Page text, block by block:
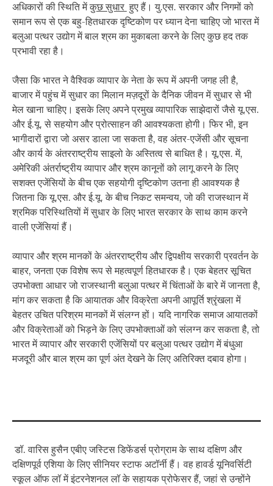
अधिकारों की स्थिति मेंकुछ सुधार हुए हैं। यु.एस. सरकार और निगमों को
समान रूप से एक बहु-हितधारक दृष्टिकोण पर ध्यान देना चाहिए जो भारत में
बलुआ पत्थर उद्योग में बाल श्रम का मुकाबला करने के लिए कुछ हद तक
प्रभावी रहा है।
जैसा कि भारत ने वैश्विक व्यापार के नेता के रूप में अपनी जगह ली है,
बाजार में पहुंच में सुधार का मिलान मज़दूरों के दैनिक जीवन में सुधार से भी
मेल खाना चाहिए। इसके लिए अपने प्रमुख व्यापारिक साझेदारों जैसे यू.एस.
और ई.यू. से सहयोग और प्रोत्साहन की आवश्यकता होगी। फिर भी, इन
भागीदारों द्वारा जो असर डाला जा सकता है, वह अंतर-एजेंसी और सूचना
और कार्य के अंतरराष्ट्रीय साइलो के अस्तित्व से बाधित है। यू.एस. में,
अमेरिकी अंतर्राष्ट्रीय व्यापार और श्रम कानूनों को लागू करने के लिए
सशक्त एजेंसियों के बीच एक सहयोगी दृष्टिकोण उतना ही आवश्यक है
जितना कि यू.एस. और ई.यू. के बीच निकट समन्वय, जो की राजस्थान में
श्रमिक परिस्थितियों में सुधार के लिए भारत सरकार के साथ काम करने
वाली एजेंसियां हैं।
व्यापार और श्रम मानकों के अंतरराष्ट्रीय और द्विपक्षीय सरकारी प्रवर्तन के
बाहर, जनता एक विशेष रूप से महत्वपूर्ण हितधारक है। एक बेहतर सूचित
उपभोक्ता आधार जो राजस्थानी बलुआ पत्थर में चिंताओं के बारे में जानता है,
मांग कर सकता है कि आयातक और विक्रेता अपनी आपूर्ति श्रृंखला में
बेहतर उचित परिश्रम मानकों में संलग्न हों। यदि नागरिक समाज आयातकों
और विक्रेताओं को भिड़ने के लिए उपभोक्ताओं को संलग्न कर सकता है, तो
भारत में व्यापार और सरकारी एजेंसियों पर बलुआ पत्थर उद्योग में बंधुआ
मजदूरी और बाल श्रम का पूर्ण अंत देखने के लिए अतिरिक्त दबाव होगा।
डॉ. वारिस हुसैन एबीए जस्टिस डिफेंडर्स प्रोग्राम के साथ दक्षिण और
दक्षिणपूर्व एशिया के लिए सीनियर स्टाफ अटॉर्नी हैं। वह हावर्ड यूनिवर्सिटी
स्कूल ऑफ लॉ में इंटरनेशनल लॉ के सहायक प्रोफेसर हैं, जहां से उन्होंने